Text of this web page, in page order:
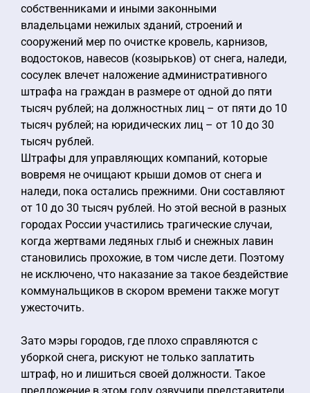
собственниками и иными законными
владельцами нежилых зданий, строений и
сооружений мер по очистке кровель, карнизов,
водостоков, навесов (козырьков) от снега, наледи,
сосулек влечет наложение административного
штрафа на граждан в размере от одной до пяти
тысяч рублей; на должностных лиц – от пяти до 10
тысяч рублей; на юридических лиц – от 10 до 30
тысяч рублей.
Штрафы для управляющих компаний, которые
вовремя не очищают крыши домов от снега и
наледи, пока остались прежними. Они составляют
от 10 до 30 тысяч рублей. Но этой весной в разных
городах России участились трагические случаи,
когда жертвами ледяных глыб и снежных лавин
становились прохожие, в том числе дети. Поэтому
не исключено, что наказание за такое бездействие
коммунальщиков в скором времени также могут
ужесточить.
Зато мэры городов, где плохо справляются с
уборкой снега, рискуют не только заплатить
штраф, но и лишиться своей должности. Такое